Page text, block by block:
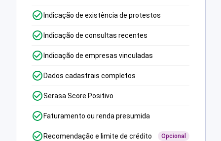
Indicação de existência de protestos
Indicação de consultas recentes
Indicação de empresas vinculadas
Dados cadastrais completos
Serasa Score Positivo
Faturamento ou renda presumida
Recomendação e limite de crédito Opcional